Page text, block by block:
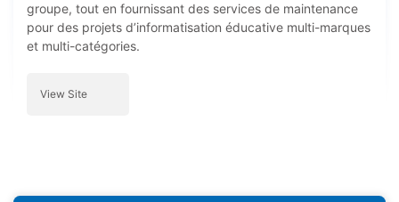
groupe, tout en fournissant des services de maintenance
pour des projets d’informatisation éducative multi-marques
et multi-catégories.
View Site